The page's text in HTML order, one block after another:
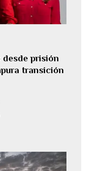
prisión
transición